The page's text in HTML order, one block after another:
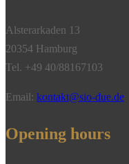
Alsterarkaden 13
20354 Hamburg
Tel. +49 40/88167103
Email: kontakt@sio-due.de
Opening hours